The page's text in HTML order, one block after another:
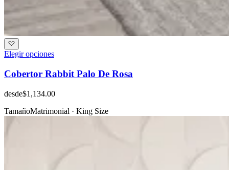
Elegir opciones
Cobertor Rabbit Palo De Rosa
desde$1,134.00
TamañoMatrimonial · King Size